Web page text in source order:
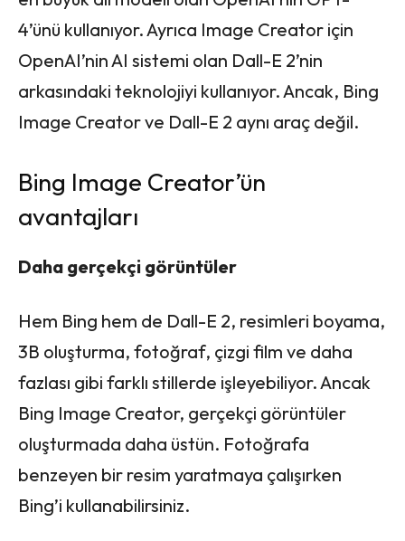
4’ünü kullanıyor. Ayrıca Image Creator için
OpenAI’nin AI sistemi olan Dall-E 2’nin
arkasındaki teknolojiyi kullanıyor. Ancak, Bing
Image Creator ve Dall-E 2 aynı araç değil.
Bing Image Creator’ün
avantajları
Daha gerçekçi görüntüler
Hem Bing hem de Dall-E 2, resimleri boyama,
3B oluşturma, fotoğraf, çizgi film ve daha
fazlası gibi farklı stillerde işleyebiliyor. Ancak
Bing Image Creator, gerçekçi görüntüler
oluşturmada daha üstün. Fotoğrafa
benzeyen bir resim yaratmaya çalışırken
Bing’i kullanabilirsiniz.